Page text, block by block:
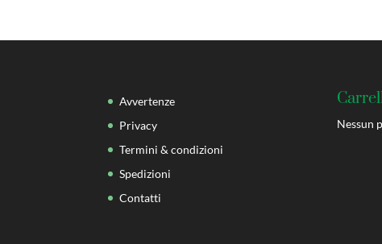
Avvertenze
Privacy
Termini & condizioni
Spedizioni
Contatti
Nessun